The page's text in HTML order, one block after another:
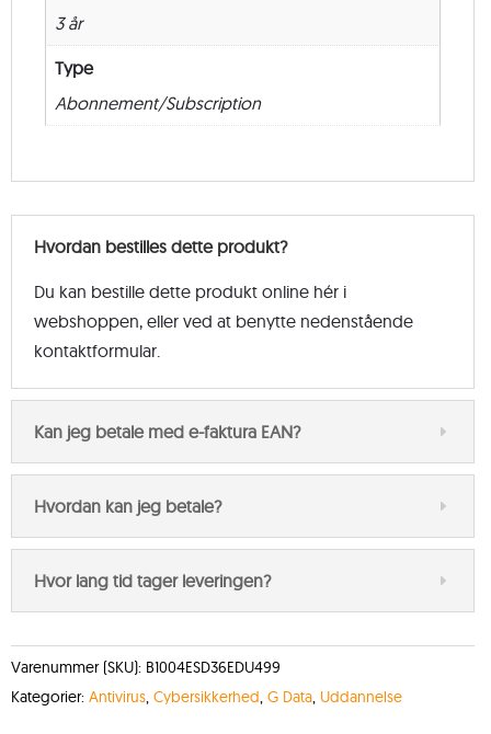
3 år
Type
Abonnement/Subscription
Hvordan bestilles dette produkt?
Du kan bestille dette produkt online hér i
webshoppen, eller ved at benytte nedenstående
kontaktformular.
Kan jeg betale med e-faktura EAN?
Hvordan kan jeg betale?
Hvor lang tid tager leveringen?
Varenummer (SKU): B1004ESD36EDU499
Kategorier: Antivirus, Cybersikkerhed, G Data, Uddannelse